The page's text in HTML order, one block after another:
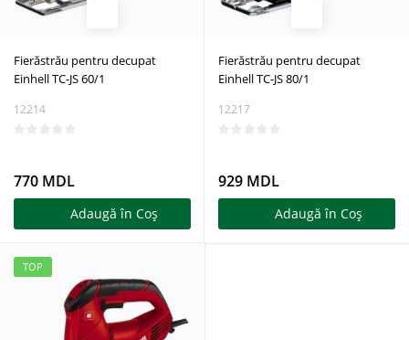
Fierăstrău pentru decupat
Einhell TC-JS 60/1
12214
770 MDL
Adaugă în Coş
Fierăstrău pentru decupat
Einhell TC-JS 80/1
12217
929 MDL
Adaugă în Coş
TOP